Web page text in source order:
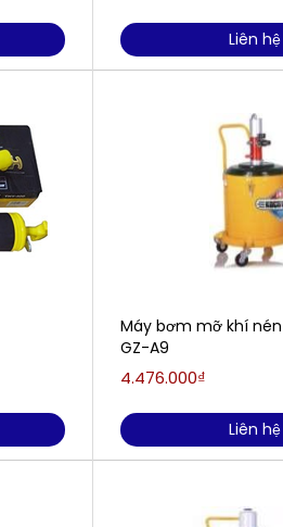
Liên hệ
Máy bơm mỡ khí nén
GZ-A9
4.476.000₫
Liên hệ